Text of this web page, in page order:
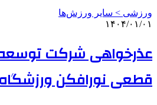
ورزشی > سایر ورزش‌ها
۱۴۰۴/۰۱/۰۱
عذرخواهی شرکت توسعه
قطعی نورافکن ورزشگاه